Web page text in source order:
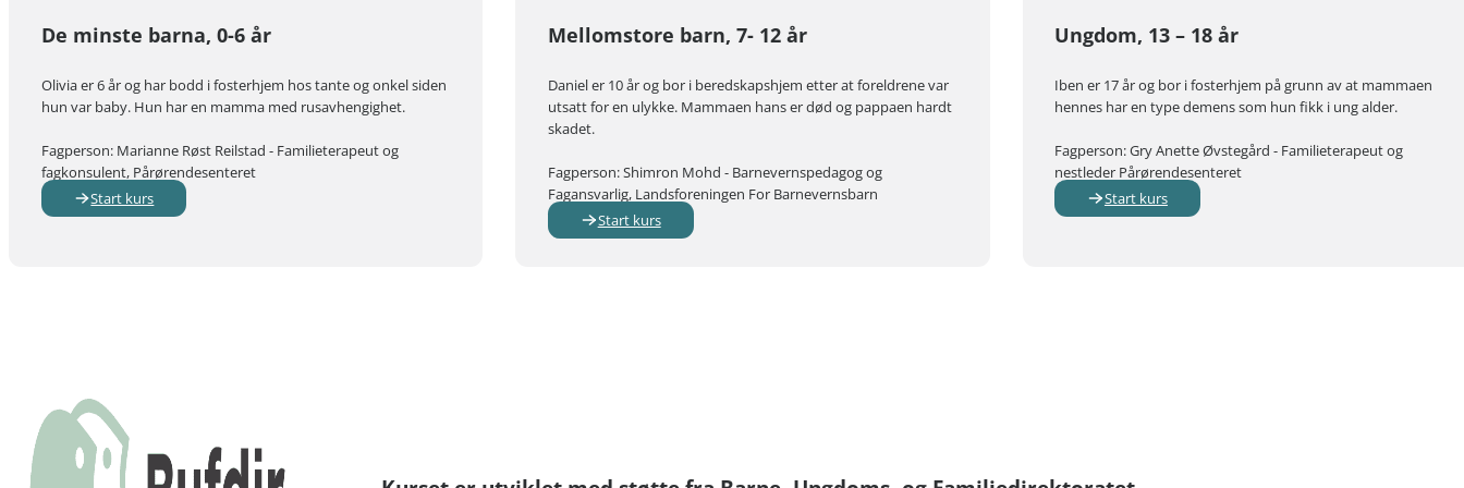
De minste barna, 0-6 år
Olivia er 6 år og har bodd i fosterhjem hos tante og onkel siden
hun var baby. Hun har en mamma med rusavhengighet.
Fagperson: Marianne Røst Reilstad - Familieterapeut og
fagkonsulent, Pårørendesenteret
Start kurs
Mellomstore barn, 7- 12 år
Daniel er 10 år og bor i beredskapshjem etter at foreldrene var
utsatt for en ulykke. Mammaen hans er død og pappaen hardt
skadet.
Fagperson: Shimron Mohd - Barnevernspedagog og
Fagansvarlig, Landsforeningen For Barnevernsbarn
Start kurs
Ungdom, 13 – 18 år
Iben er 17 år og bor i fosterhjem på grunn av at mammaen
hennes har en type demens som hun fikk i ung alder.
Fagperson: Gry Anette Øvstegård - Familieterapeut og
nestleder Pårørendesenteret
Start kurs